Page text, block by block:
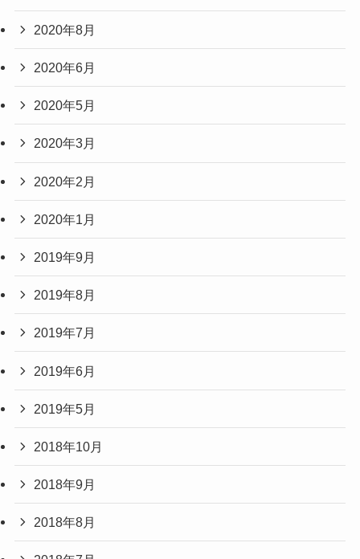
2020年8月
2020年6月
2020年5月
2020年3月
2020年2月
2020年1月
2019年9月
2019年8月
2019年7月
2019年6月
2019年5月
2018年10月
2018年9月
2018年8月